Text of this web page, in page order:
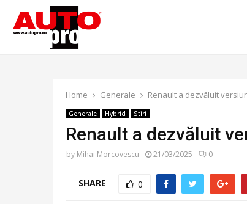
Home Generale Renault a dezvăluit
Generale Hybrid Stiri
Renault a dezvăluit
by Mihai Morcovescu 21/03/2025 0
SHARE 0